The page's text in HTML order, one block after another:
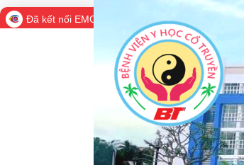
Đã kết nối EMC